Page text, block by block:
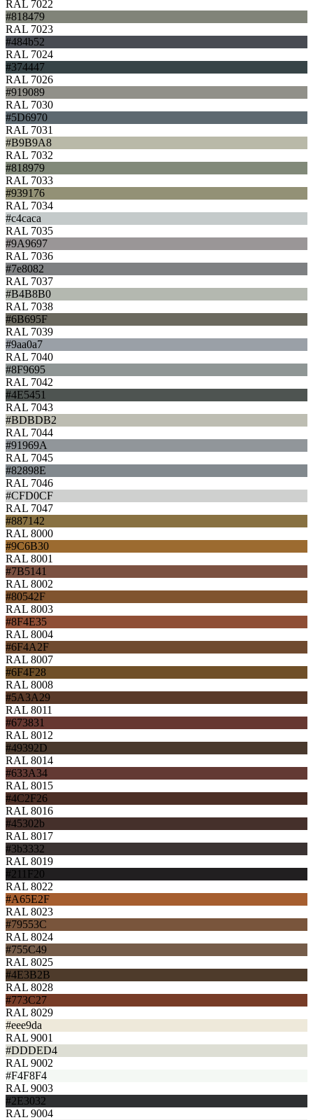
RAL 7022
#818479
RAL 7023
#484b52
RAL 7024
#374447
RAL 7026
#919089
RAL 7030
#5D6970
RAL 7031
#B9B9A8
RAL 7032
#818979
RAL 7033
#939176
RAL 7034
#c4caca
RAL 7035
#9A9697
RAL 7036
#7e8082
RAL 7037
#B4B8B0
RAL 7038
#6B695F
RAL 7039
#9aa0a7
RAL 7040
#8F9695
RAL 7042
#4E5451
RAL 7043
#BDBDB2
RAL 7044
#91969A
RAL 7045
#82898E
RAL 7046
#CFD0CF
RAL 7047
#887142
RAL 8000
#9C6B30
RAL 8001
#7B5141
RAL 8002
#80542F
RAL 8003
#8F4E35
RAL 8004
#6F4A2F
RAL 8007
#6F4F28
RAL 8008
#5A3A29
RAL 8011
#673831
RAL 8012
#49392D
RAL 8014
#633A34
RAL 8015
#4C2F26
RAL 8016
#45302b
RAL 8017
#3b3332
RAL 8019
#211F20
RAL 8022
#A65E2F
RAL 8023
#79553C
RAL 8024
#755C49
RAL 8025
#4E3B2B
RAL 8028
#773C27
RAL 8029
#eee9da
RAL 9001
#DDDED4
RAL 9002
#F4F8F4
RAL 9003
#2E3032
RAL 9004